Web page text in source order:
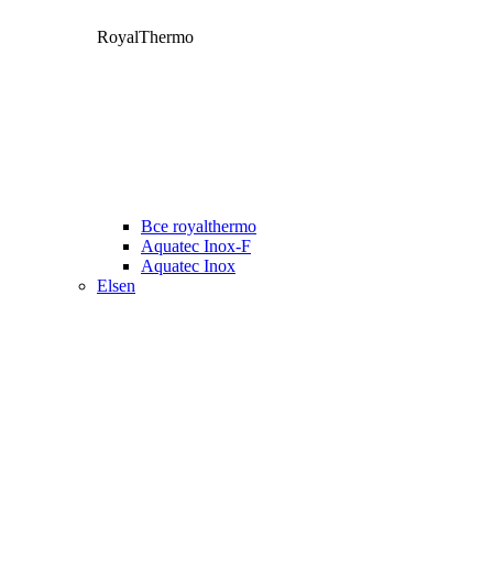
RoyalThermo
Все royalthermo
Aquatec Inox-F
Aquatec Inox
Elsen